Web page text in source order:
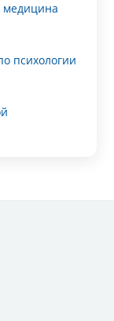
медицина
психологии